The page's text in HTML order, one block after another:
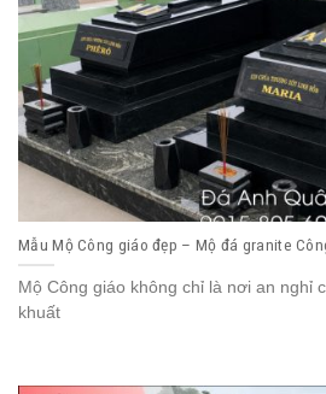
Mẫu Mộ Công giáo đẹp – Mộ đá granite
Mộ Công giáo không chỉ là nơi an nghỉ
khuất